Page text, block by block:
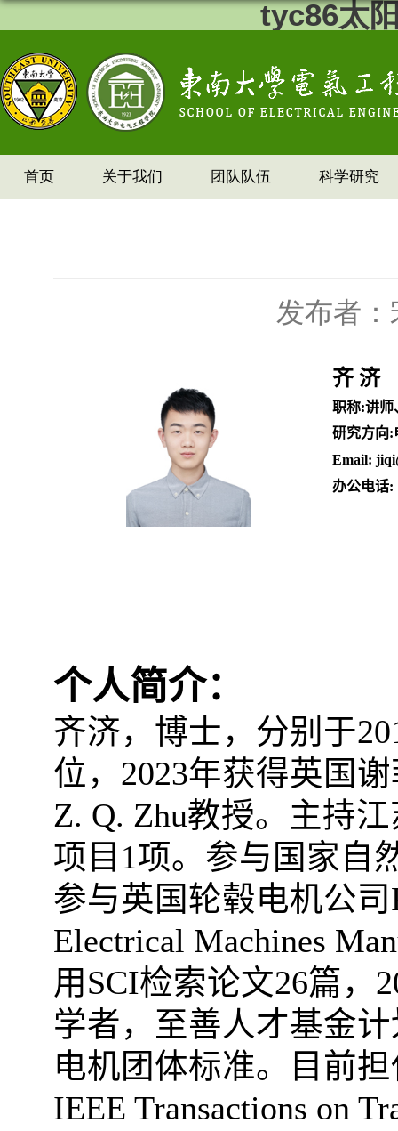
tyc86太
首页 关于我们 团队队伍 科学研究
发布者：
齐 济
职称:讲师
研究方向:
Email:
办公电话:
个人简介：
齐济，博士，分别于
位， 2023年获得英国
Z. Q. Zhu教授。主持
项目 1项。参与国家自
参与英国轮毂电机公司
Electrical Machines
用 SCI检索论文26篇，
学者，至善人才基金
电机团体标准。目前
IEEE Transactions on